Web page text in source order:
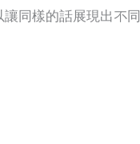
同樣的話展現出不同